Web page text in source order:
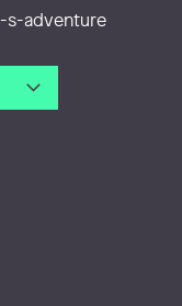
s-adventure